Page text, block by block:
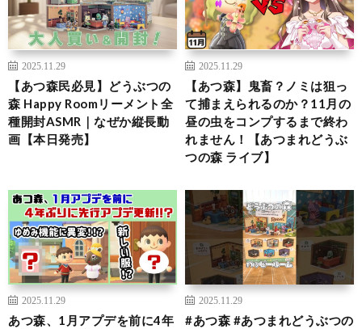
2025.11.29
【あつ森民必見】どうぶつの
森 Happy Roomリーメント全
種開封ASMR｜なぜか縦長動
画【本日発売】
2025.11.29
【あつ森】鬼畜？ノミは狙っ
て捕まえられるのか？11月の
昼の虫をコンプするまで終わ
れません！【あつまれどうぶ
つの森 ライブ】
2025.11.29
あつ森、1月アプデを前に4年
2025.11.29
#あつ森 #あつまれどうぶつの